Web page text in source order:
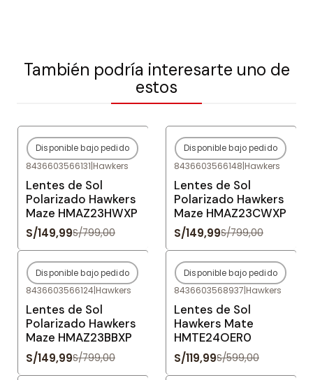
También podría interesarte uno de
estos
-81%OFF
Agotado
Disponible bajo pedido
8436603566131|Hawkers
Lentes de Sol
Polarizado Hawkers
Maze HMAZ23HWXP
S/149,99S/799,00
-81%OFF
Agotado
Disponible bajo pedido
8436603566148|Hawkers
Lentes de Sol
Polarizado Hawkers
Maze HMAZ23CWXP
S/149,99S/799,00
-81%OFF
Agotado
Disponible bajo pedido
8436603566124|Hawkers
Lentes de Sol
Polarizado Hawkers
Maze HMAZ23BBXP
S/149,99S/799,00
-80%OFF
Agotado
Disponible bajo pedido
8436603568937|Hawkers
Lentes de Sol
Hawkers Mate
HMTE24OER0
S/119,99S/599,00